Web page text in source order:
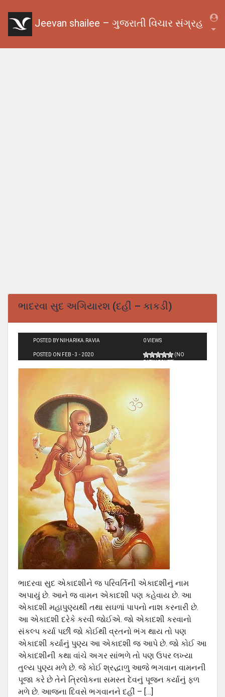
Jeevan shailee – ગુજરાતી વિચાર સંગ્રહ
ભાદરવા સુદ અગિયારશ (દહીં – કાકડી)
POSTED BY NIHARIKA.RAVIA
POSTED ON FEB - 3 - 2020
0 VIEWS
(NO
RATINGS YET)
ભાદરવા સુદ એકાદશીને જ પરિવર્તિની એકાદશીનું નામ
અપાયું છે. આને જ વામન એકાદશી પણ કહેવાય છે. આ
એકાદશી મહાપુણ્યથી તથા સઘળાં પાપનો નાશ કરનારી છે.
આ એકાદશી દરેકે કરવી જોઈએ. જો એકાદશી કરવાનો
સંકલ્પ કર્યા પછી જો કોઈથી વ્રતનો ભંગ થાય તો પણ
એકાદશી કર્યાનું પુણ્ય આ એકાદશી જ આપે છે. જો કોઈ આ
એકાદશીની કથા વાંચે અગર સાંભળે તો પણ ઉપર લખ્યા
તુલ્ય પુણ્ય મળે છે. જે કોઈ શ્રદ્ધાળુ આજે ભગવાન વામનની
પૂજા કરે છે તેને ત્રિલોકના સમસ્ત દેવનું પૂજન કર્યાનું ફળ
મળે છે. આજના દિવસે ભગવાનને દહીં – […]